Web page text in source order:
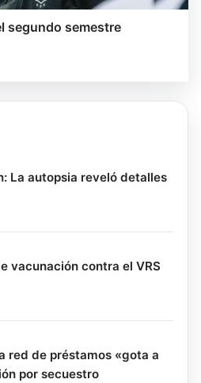
segundo semestre
La autopsia reveló detalles
vacunación contra el VRS
red de préstamos «gota a
por secuestro